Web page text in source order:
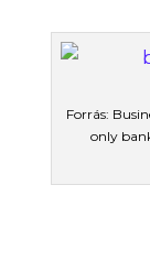
Forrás:
only